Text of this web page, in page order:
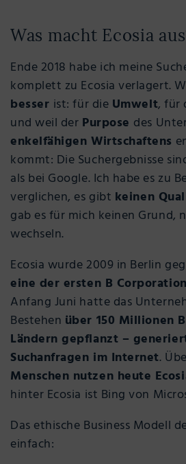
Was macht Ecosia
Ende 2018 habe ich meine
komplett zu Ecosia verlagert.
besser ist: für die Umwelt, für
und weil der Purpose des
enkelfähigen Wirtschaftens
kommt: Die Suchergebnisse
als bei Google. Ich habe es zu
verglichen, es gibt keinen
gab es für mich keinen Grund,
wechseln.
Ecosia wurde 2009 in Berlin
eine der ersten B
Anfang Juni hatte das
Bestehen über 150 Millionen
Ländern gepflanzt –
Suchanfragen im Internet.
Menschen nutzen heute
hinter Ecosia ist Bing von
Das ethische Business Modell
einfach: